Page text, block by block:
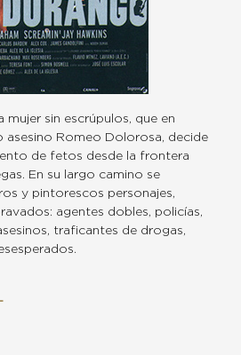
mujer sin escrúpulos, que en
asesino Romeo Dolorosa, decide
de fetos desde la frontera
En su largo camino se
y pintorescos personajes,
agentes dobles, policías,
traficantes de drogas,